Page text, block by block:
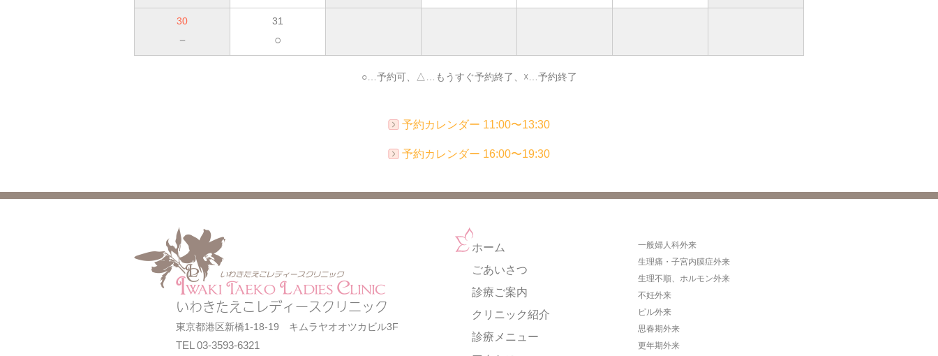
30
－
31
○
○…予約可、△…もうすぐ予約終了、☓…予約終了
予約カレンダー 11:00〜13:30
予約カレンダー 16:00〜19:30
いわきたえこレディースクリニック
東京都港区新橋1-18-19 キムラヤオオツカビル3F
TEL 03-3593-6321
ホーム
ごあいさつ
診療ご案内
クリニック紹介
診療メニュー
一般婦人科外来
生理痛・子宮内膜症外来
生理不順、ホルモン外来
不妊外来
ピル外来
思春期外来
更年期外来